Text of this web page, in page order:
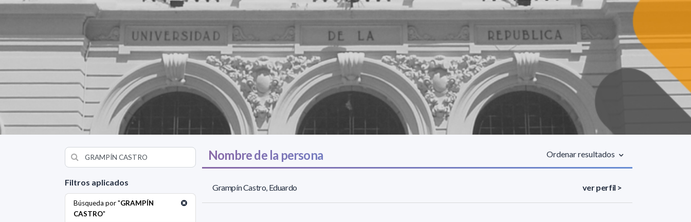
Filtros aplicados
Búsqueda por "GRAMPÍN
CASTRO"
Nombre de la persona Ordenar resultados
Grampín Castro, Eduardo ver perfil >